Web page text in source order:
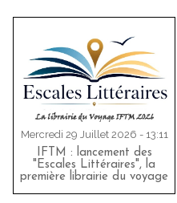
Mercredi 29 Juillet 2026 - 13:11
IFTM : lancement des
"Escales Littéraires", la
première librairie du voyage